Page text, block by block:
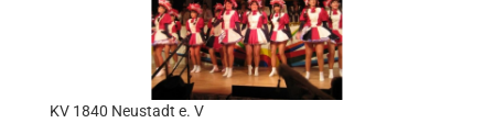
KV 1840 Neustadt e. V